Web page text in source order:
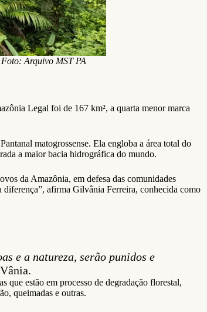
Arquivo MST PA
Legal foi de 167 km², a quarta menor marca
matogrossense. Ela engloba a área total do
a maior bacia hidrográfica do mundo.
da Amazônia, em defesa das comunidades
diferença”, afirma Gilvânia Ferreira, conhecida como
e a natureza, serão punidos e
que estão em processo de degradação florestal,
queimadas e outras.